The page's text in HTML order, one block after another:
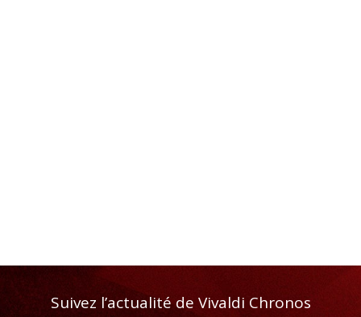
Suivez l’actualité de Vivaldi Chronos